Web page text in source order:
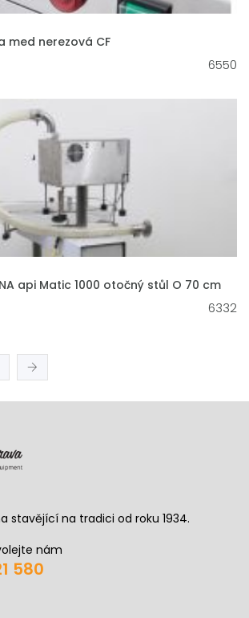
med nerezová CF
6550
api Matic 1000 otočný stůl O 70 cm
6332
stavějící na tradici od roku 1934.
nám
580